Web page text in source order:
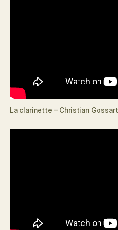
La clarinette – Christian Gossart